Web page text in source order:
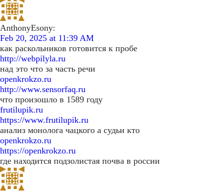
AnthonyEsony:
Feb 20, 2025 at 11:39 AM
как раскольников готовится к пробе
http://webpilyla.ru
над это что за часть речи
openkrokzo.ru
http://www.sensorfaq.ru
что произошло в 1589 году
frutilupik.ru
https://www.frutilupik.ru
анализ монолога чацкого а судьи кто
openkrokzo.ru
https://openkrokzo.ru
где находится подзолистая почва в россии